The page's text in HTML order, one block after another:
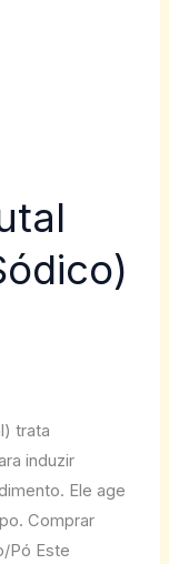
trata
induzir
Ele age
Comprar
Pó Este